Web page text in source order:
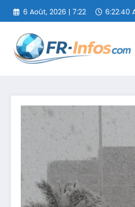
Aller
contenu
6 Août, 2026 | 7:22 6:22:41